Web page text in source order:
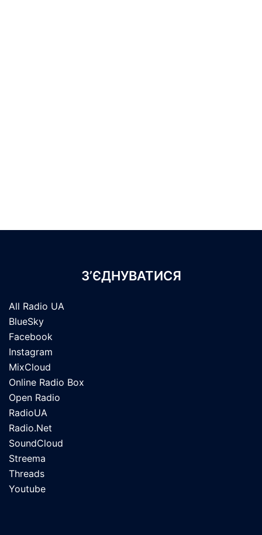
З’ЄДНУВАТИСЯ
All Radio UA
BlueSky
Facebook
Instagram
MixCloud
Online Radio Box
Open Radio
RadioUA
Radio.Net
SoundCloud
Streema
Threads
Youtube